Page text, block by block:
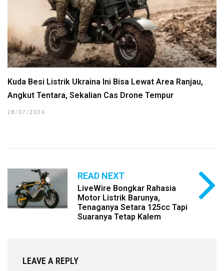
Kuda Besi Listrik Ukraina Ini Bisa Lewat Area Ranjau,
Angkut Tentara, Sekalian Cas Drone Tempur
28/07/2026
READ NEXT
LiveWire Bongkar Rahasia
Motor Listrik Barunya,
Tenaganya Setara 125cc Tapi
Suaranya Tetap Kalem
LEAVE A REPLY